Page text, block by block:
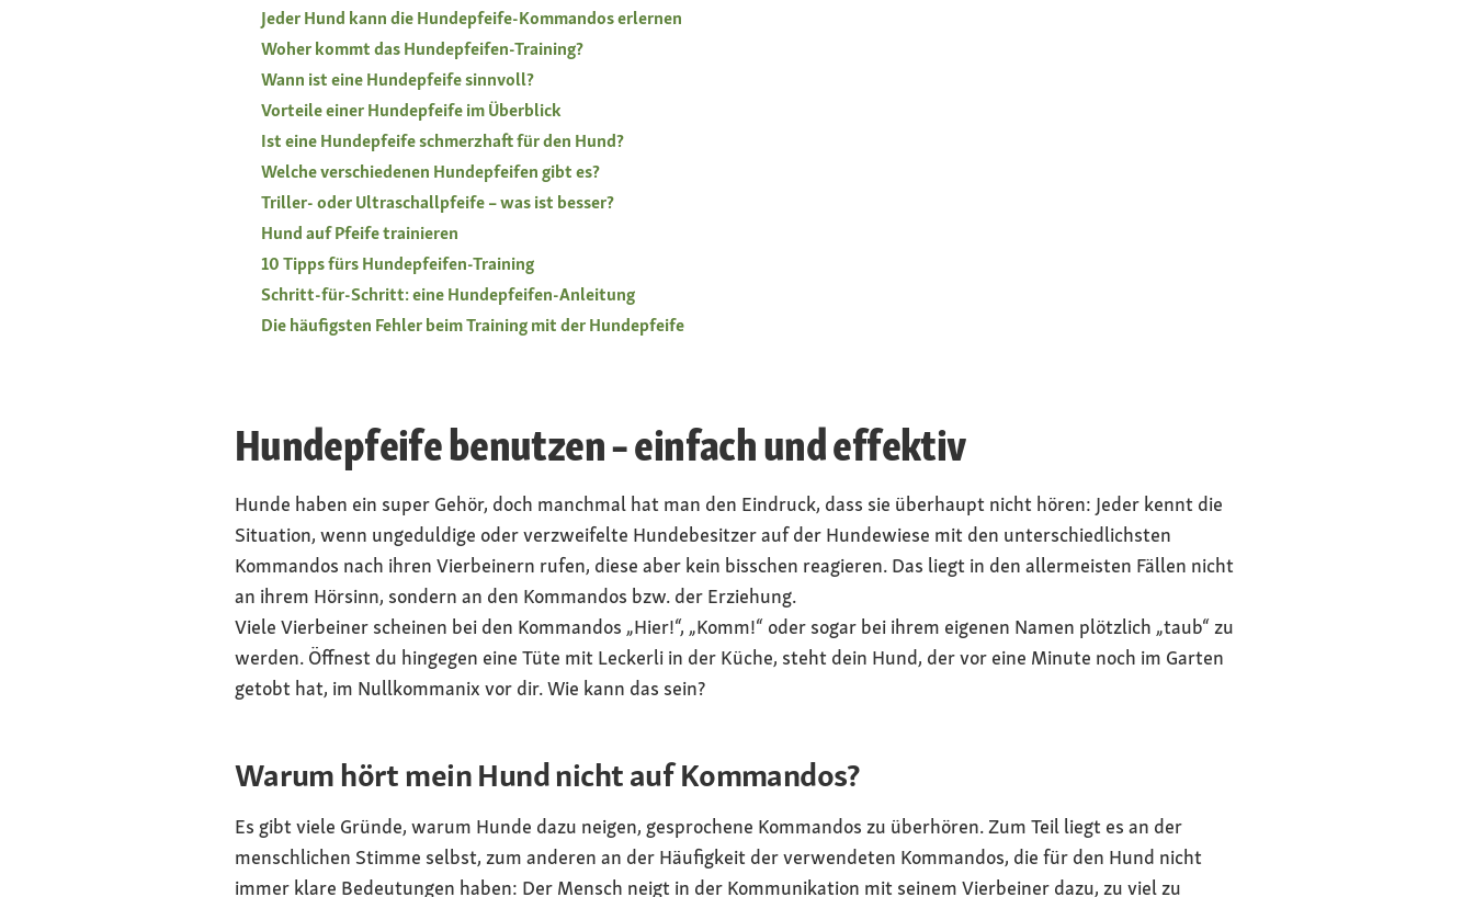
Jeder Hund kann die Hundepfeife-Kommandos erlernen
Woher kommt das Hundepfeifen-Training?
Wann ist eine Hundepfeife sinnvoll?
Vorteile einer Hundepfeife im Überblick
Ist eine Hundepfeife schmerzhaft für den Hund?
Welche verschiedenen Hundepfeifen gibt es?
Triller- oder Ultraschallpfeife – was ist besser?
Hund auf Pfeife trainieren
10 Tipps fürs Hundepfeifen-Training
Schritt-für-Schritt: eine Hundepfeifen-Anleitung
Die häufigsten Fehler beim Training mit der Hundepfeife
Hundepfeife benutzen – einfach und effektiv
Hunde haben ein super Gehör, doch manchmal hat man den Eindruck, dass sie überhaupt nicht hören: Jeder kennt die
Situation, wenn ungeduldige oder verzweifelte Hundebesitzer auf der Hundewiese mit den unterschiedlichsten
Kommandos nach ihren Vierbeinern rufen, diese aber kein bisschen reagieren. Das liegt in den allermeisten Fällen nicht
an ihrem Hörsinn, sondern an den Kommandos bzw. der Erziehung.
Viele Vierbeiner scheinen bei den Kommandos „Hier!“, „Komm!“ oder sogar bei ihrem eigenen Namen plötzlich „taub“ zu
werden. Öffnest du hingegen eine Tüte mit Leckerli in der Küche, steht dein Hund, der vor eine Minute noch im Garten
getobt hat, im Nullkommanix vor dir. Wie kann das sein?
Warum hört mein Hund nicht auf Kommandos?
Es gibt viele Gründe, warum Hunde dazu neigen, gesprochene Kommandos zu überhören. Zum Teil liegt es an der
menschlichen Stimme selbst, zum anderen an der Häufigkeit der verwendeten Kommandos, die für den Hund nicht
immer klare Bedeutungen haben: Der Mensch neigt in der Kommunikation mit seinem Vierbeiner dazu, zu viel zu